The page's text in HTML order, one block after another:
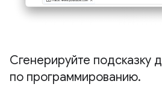
Сгенерируйте подсказку
по программированию.